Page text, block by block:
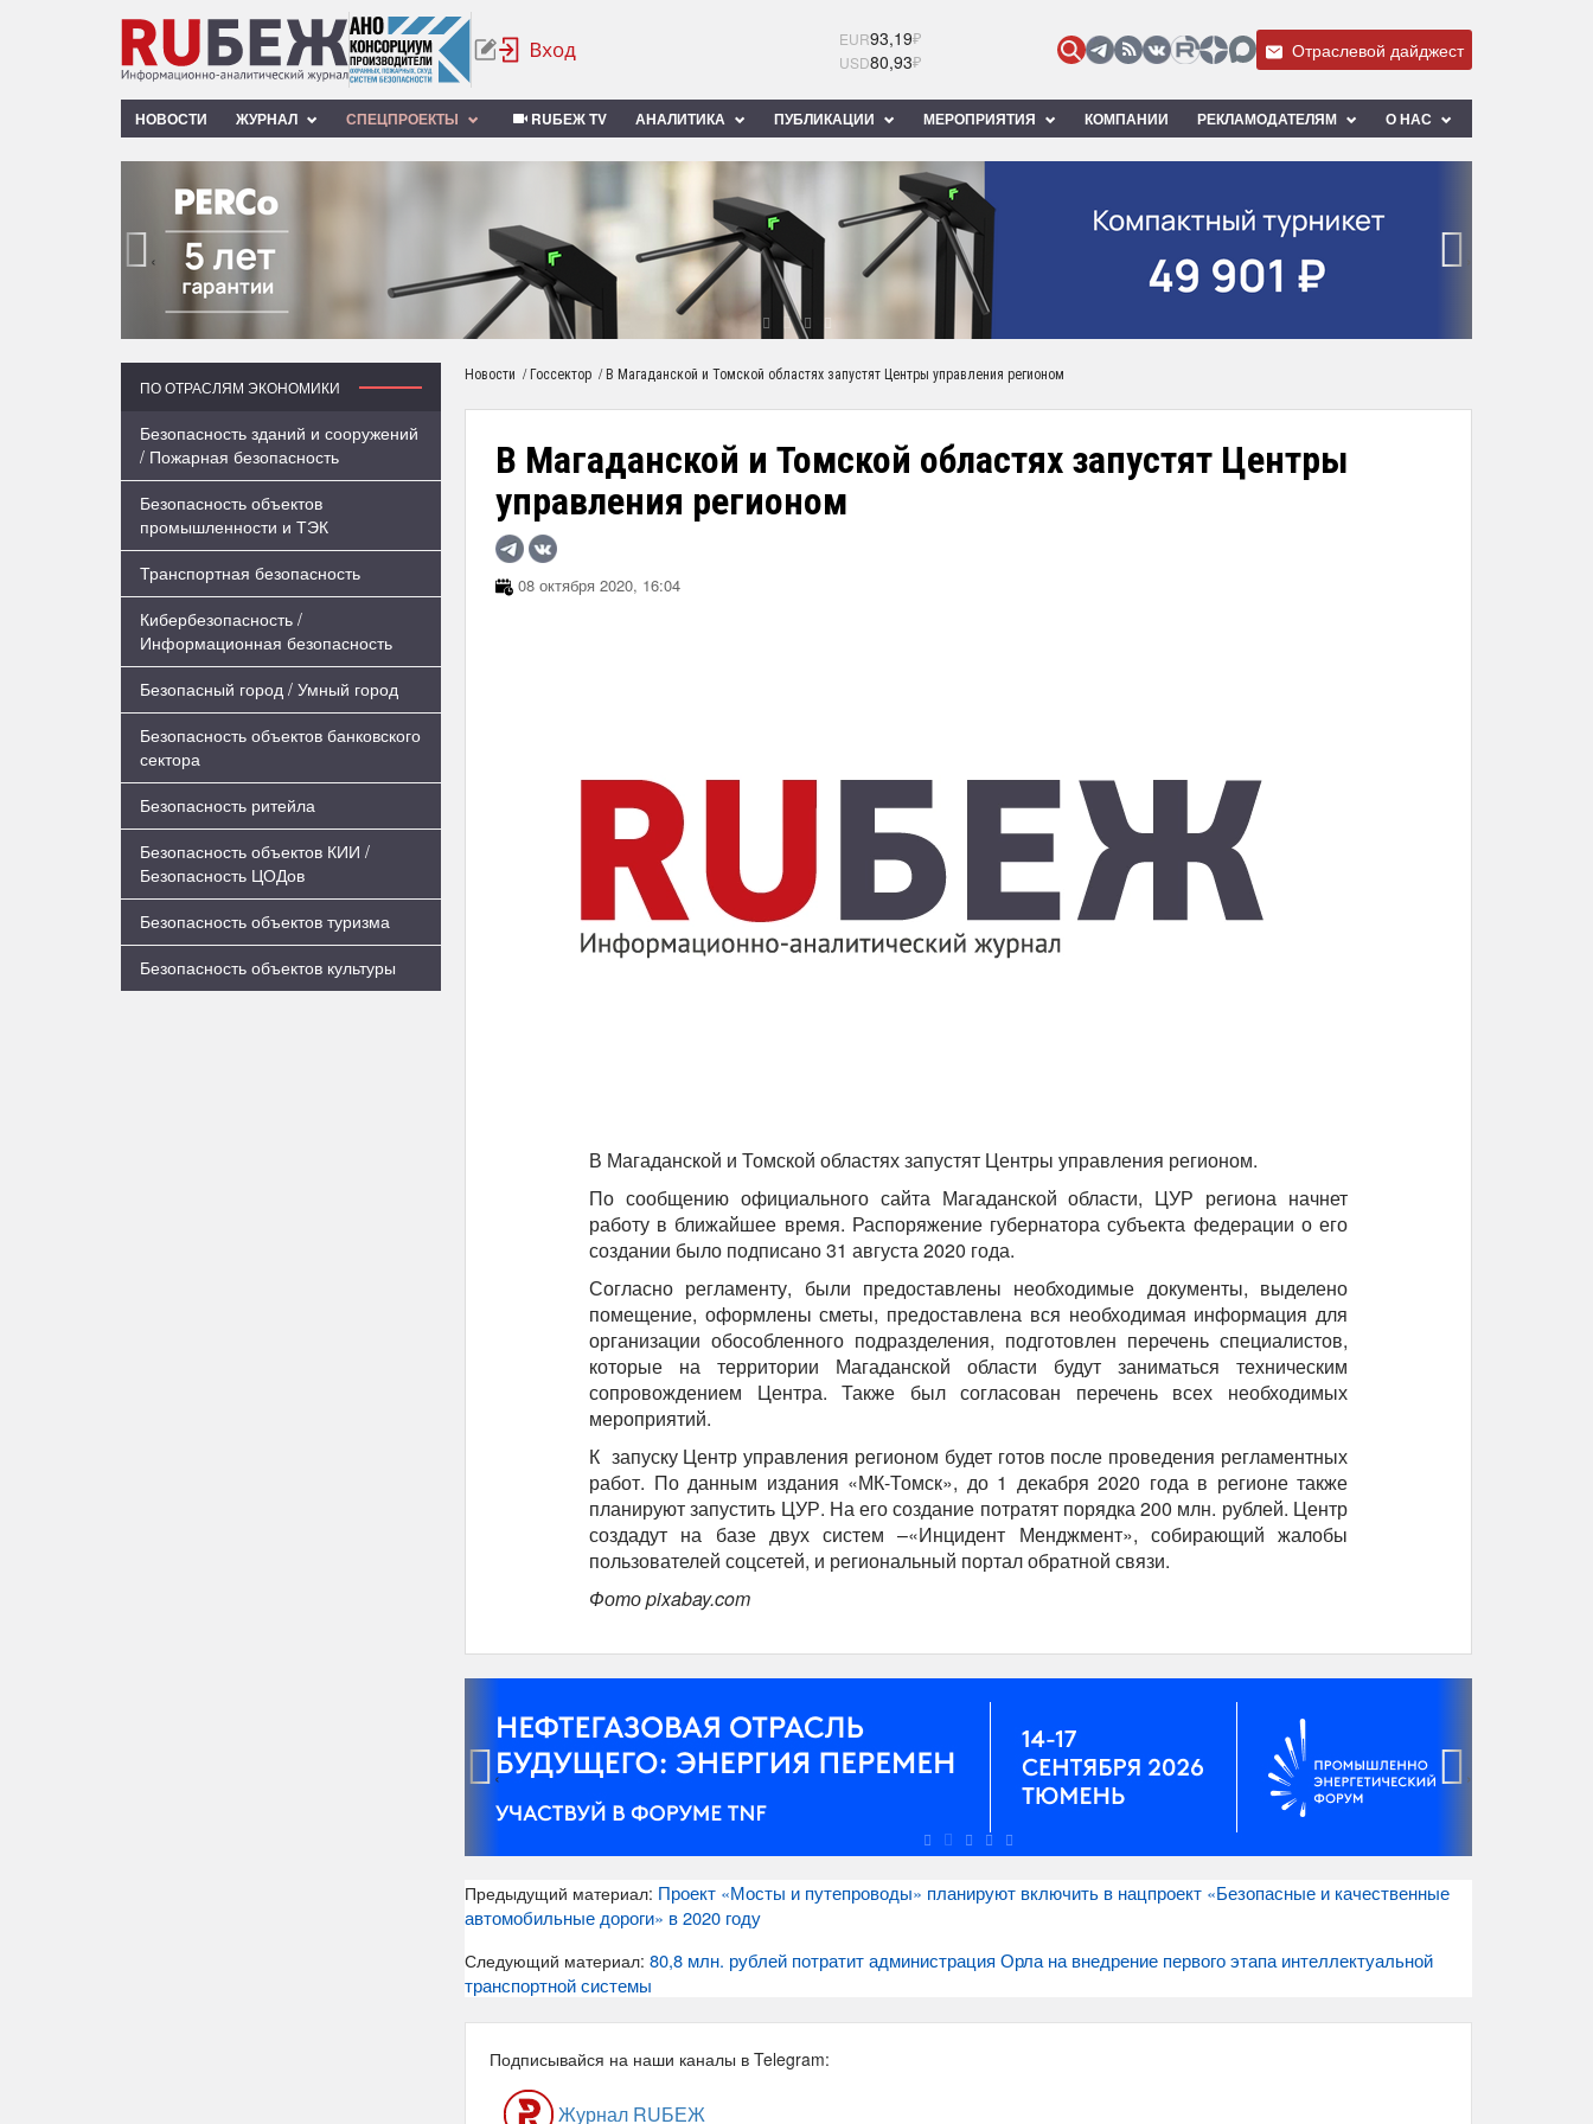
EUR93,19₽
USD80,93₽ Отраслевой дайджест
НОВОСТИ ЖУРНАЛ СПЕЦПРОЕКТЫ RUБЕЖ TV АНАЛИТИКА ПУБЛИКАЦИИ МЕРОПРИЯТИЯ КОМПАНИИ РЕКЛАМОДАТЕЛЯМ О НАС
‹
ПО ОТРАСЛЯМ ЭКОНОМИКИ
Безопасность зданий и сооружений
/ Пожарная безопасность
Безопасность объектов
промышленности и ТЭК
Транспортная безопасность
Кибербезопасность /
Информационная безопасность
Безопасный город / Умный город
Безопасность объектов банковского
сектора
Безопасность ритейла
Безопасность объектов КИИ /
Безопасность ЦОДов
Безопасность объектов туризма
Безопасность объектов культуры
Новости / Госсектор / В Магаданской и Томской областях запустят Центры управления регионом
В Магаданской и Томской областях запустят Центры
управления регионом
08 октября 2020, 16:04
В Магаданской и Томской областях запустят Центры управления регионом.
По сообщению официального сайта Магаданской области, ЦУР региона начнет
работу в ближайшее время. Распоряжение губернатора субъекта федерации о его
создании было подписано 31 августа 2020 года.
Согласно регламенту, были предоставлены необходимые документы, выделено
помещение, оформлены сметы, предоставлена вся необходимая информация для
организации обособленного подразделения, подготовлен перечень специалистов,
которые на территории Магаданской области будут заниматься техническим
сопровождением Центра. Также был согласован перечень всех необходимых
мероприятий.
К запуску Центр управления регионом будет готов после проведения регламентных
работ. По данным издания «МК-Томск», до 1 декабря 2020 года в регионе также
планируют запустить ЦУР. На его создание потратят порядка 200 млн. рублей. Центр
создадут на базе двух систем –«Инцидент Менджмент», собирающий жалобы
пользователей соцсетей, и региональный портал обратной связи.
Фото pixabay.com
‹ ›
Предыдущий материал: Проект «Мосты и путепроводы» планируют включить в нацпроект «Безопасные и качественные
автомобильные дороги» в 2020 году
Следующий материал: 80,8 млн. рублей потратит администрация Орла на внедрение первого этапа интеллектуальной
транспортной системы
Подписывайся на наши каналы в Telegram:
Журнал RUБЕЖ